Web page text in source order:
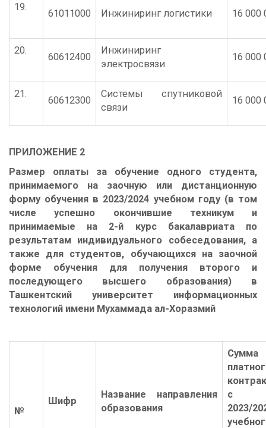
19.
61011000 Инжиниринг логистики 16 000
20.
60612400
Инжиниринг
электросвязи
16 000
21.
60612300
Системы спутниковой
связи
16 000
ПРИЛОЖЕНИЕ 2
Размер оплаты за обучение одного студента,
принимаемого на
заочную или дистанционную
форму обучения в 2023/2024 учебном году (в том
числе успешно окончившие техникум и
принимаемые на 2-й курс бакалавриата по
результатам индивидуального собеседования, а
также для студентов, обучающихся на заочной
форме обучения для получения второго и
последующего высшего образования) в
Ташкентский университет информационных
технологий имени Мухаммада ал-Хоразмий
№
Шифр
Название направления
образования
Сумма
с
2023/